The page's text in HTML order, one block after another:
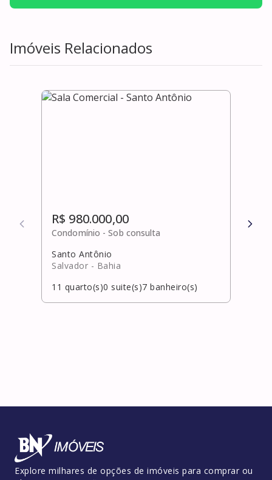
Imóveis Relacionados
R$ 980.000,00
Condomínio -Sob consulta
Santo Antônio
Salvador - Bahia
11 quarto(s)0 suite(s)7 banheiro(s)
R$
Explore milhares de opções de imóveis para comprar ou